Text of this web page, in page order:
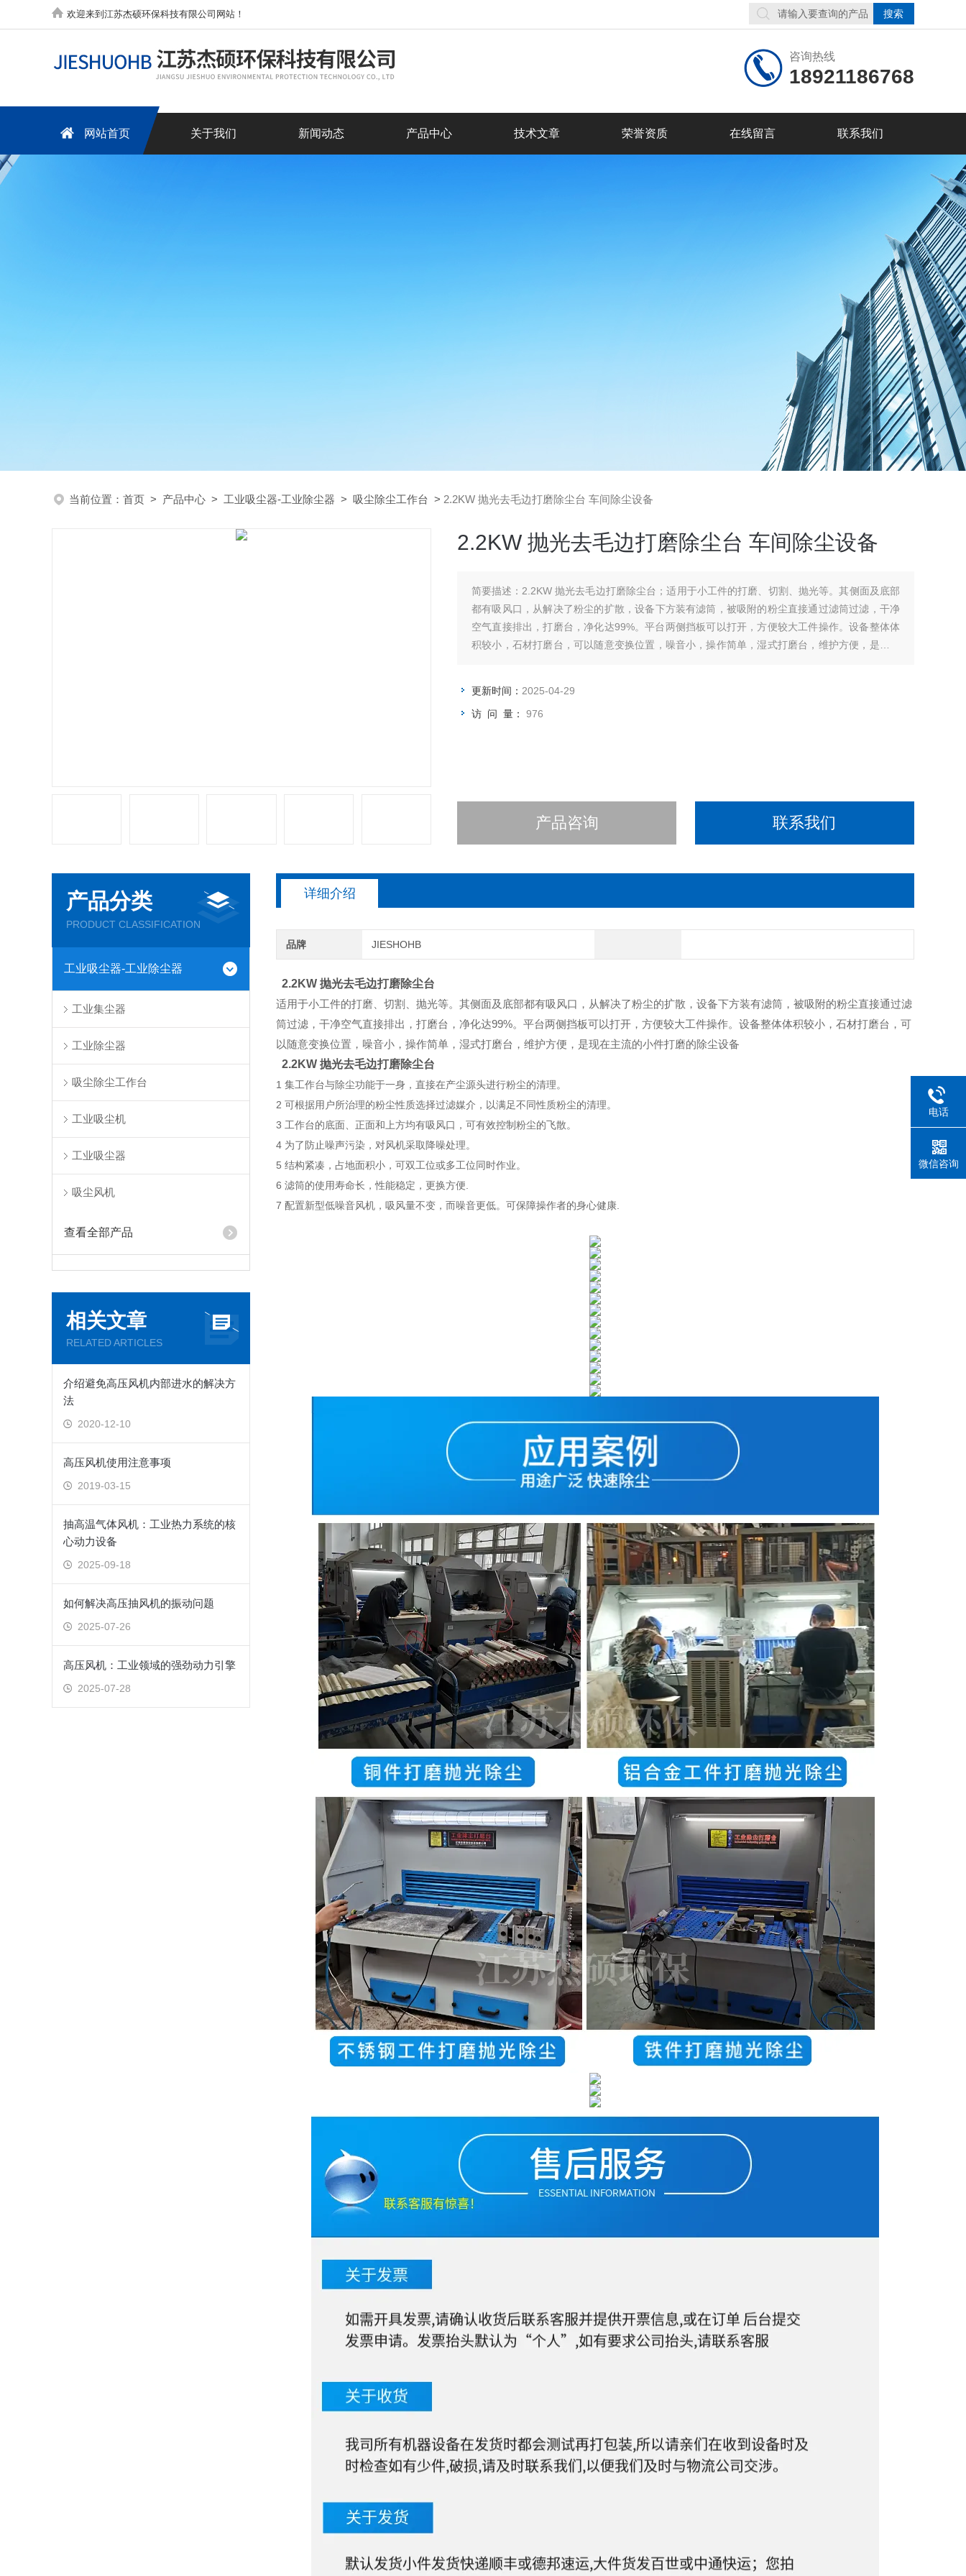
欢迎来到江苏杰硕环保科技有限公司网站！
咨询热线
18921186768
网站首页 关于我们 新闻动态 产品中心 技术文章 荣誉资质 在线留言 联系我们
当前位置： 首页 > 产品中心 > 工业吸尘器-工业除尘器 > 吸尘除尘工作台 > 2.2KW 抛光去毛边打磨除尘台 车间除尘设备
2.2KW 抛光去毛边打磨除尘台 车间除尘设备
简要描述： 2.2KW 抛光去毛边打磨除尘台；适用于小工件的打磨、切割、抛光等。其侧面及底部
都有吸风口，从解决了粉尘的扩散，设备下方装有滤筒，被吸附的粉尘直接通过滤筒过滤，干净
空气直接排出，打磨台，净化达99%。平台两侧挡板可以打开，方便较大工件操作。设备整体体
积较小，石材打磨台，可以随意变换位置，噪音小，操作简单，湿式打磨台，维护方便，是现在
更新时间： 2025-04-29
访 问 量： 976
产品咨询 联系我们
产品分类
PRODUCT CLASSIFICATION
工业吸尘器-工业除尘器
工业集尘器
工业除尘器
吸尘除尘工作台
工业吸尘机
工业吸尘器
吸尘风机
查看全部产品
相关文章
RELATED ARTICLES
介绍避免高压风机内部进水的解决方
法
2020-12-10
高压风机使用注意事项
2019-03-15
抽高温气体风机：工业热力系统的核
心动力设备
2025-09-18
如何解决高压抽风机的振动问题
2025-07-26
高压风机：工业领域的强劲动力引擎
2025-07-28
详细介绍
品牌 JIESHOHB
2.2KW 抛光去毛边打磨除尘台
适用于小工件的打磨、切割、抛光等。其侧面及底部都有吸风口，从解决了粉尘的扩散，设备下方装有滤筒，被吸附的粉尘直接通过滤
筒过滤，干净空气直接排出，打磨台，净化达99%。平台两侧挡板可以打开，方便较大工件操作。设备整体体积较小，石材打磨台，可
以随意变换位置，噪音小，操作简单，湿式打磨台，维护方便，是现在主流的小件打磨的除尘设备
2.2KW 抛光去毛边打磨除尘台
1 集工作台与除尘功能于一身，直接在产尘源头进行粉尘的清理。
2 可根据用户所治理的粉尘性质选择过滤媒介，以满足不同性质粉尘的清理。
3 工作台的底面、正面和上方均有吸风口，可有效控制粉尘的飞散。
4 为了防止噪声污染，对风机采取降噪处理。
5 结构紧凑，占地面积小，可双工位或多工位同时作业。
6 滤筒的使用寿命长，性能稳定，更换方便.
7 配置新型低噪音风机，吸风量不变，而噪音更低。可保障操作者的身心健康.
电话
微信咨询